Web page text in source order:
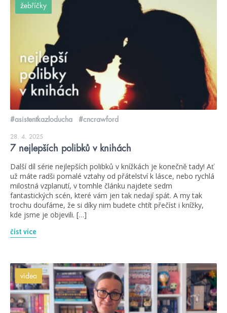
žebříčky
#asistentkazloducha #cncrawford
28. 4. 2025
7 nejlepších polibků v knihách
Další díl série nejlepších polibků v knížkách je konečně tady! Ať
už máte radši pomalé vztahy od přátelství k lásce, nebo rychlá
milostná vzplanutí, v tomhle článku najdete sedm
fantastických scén, které vám jen tak nedají spát. A my tak
trochu doufáme, že si díky nim budete chtít přečíst i knížky,
kde jsme je objevili. […]
číst více
videa